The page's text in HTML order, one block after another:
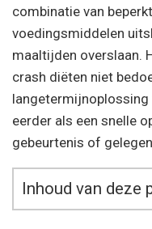
combinatie van
voedingsmiddelen
maaltijden overslaan.
crash diëten niet
eerder als een snelle
gebeurtenis of
Inhoud van deze